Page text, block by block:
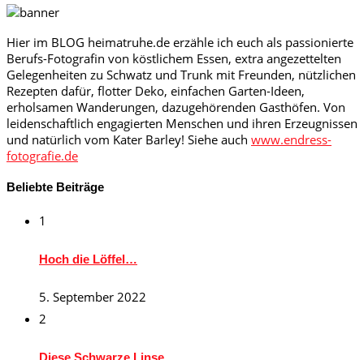
Hier im BLOG heimatruhe.de erzähle ich euch als passionierte
Berufs-Fotografin von köstlichem Essen, extra angezettelten
Gelegenheiten zu Schwatz und Trunk mit Freunden, nützlichen
Rezepten dafür, flotter Deko, einfachen Garten-Ideen,
erholsamen Wanderungen, dazugehörenden Gasthöfen. Von
leidenschaftlich engagierten Menschen und ihren Erzeugnissen
und natürlich vom Kater Barley! Siehe auch www.endress-
fotografie.de
Beliebte Beiträge
1
Hoch die Löffel…
5. September 2022
2
Diese Schwarze Linse…